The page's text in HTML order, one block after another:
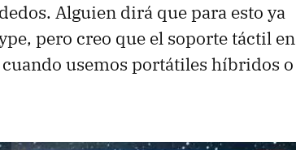
Alguien dirá que para esto ya
pero creo que el soporte táctil en
usemos portátiles híbridos o